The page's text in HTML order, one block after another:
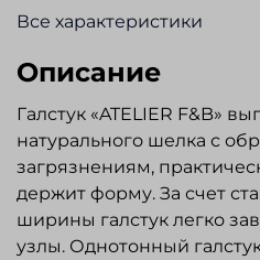
Все характеристики
Описание
Галстук «ATELIER F&B»
натурального шелка с
загрязнениям,
держит форму. За счет
ширины галстук легко
узлы. Однотонный